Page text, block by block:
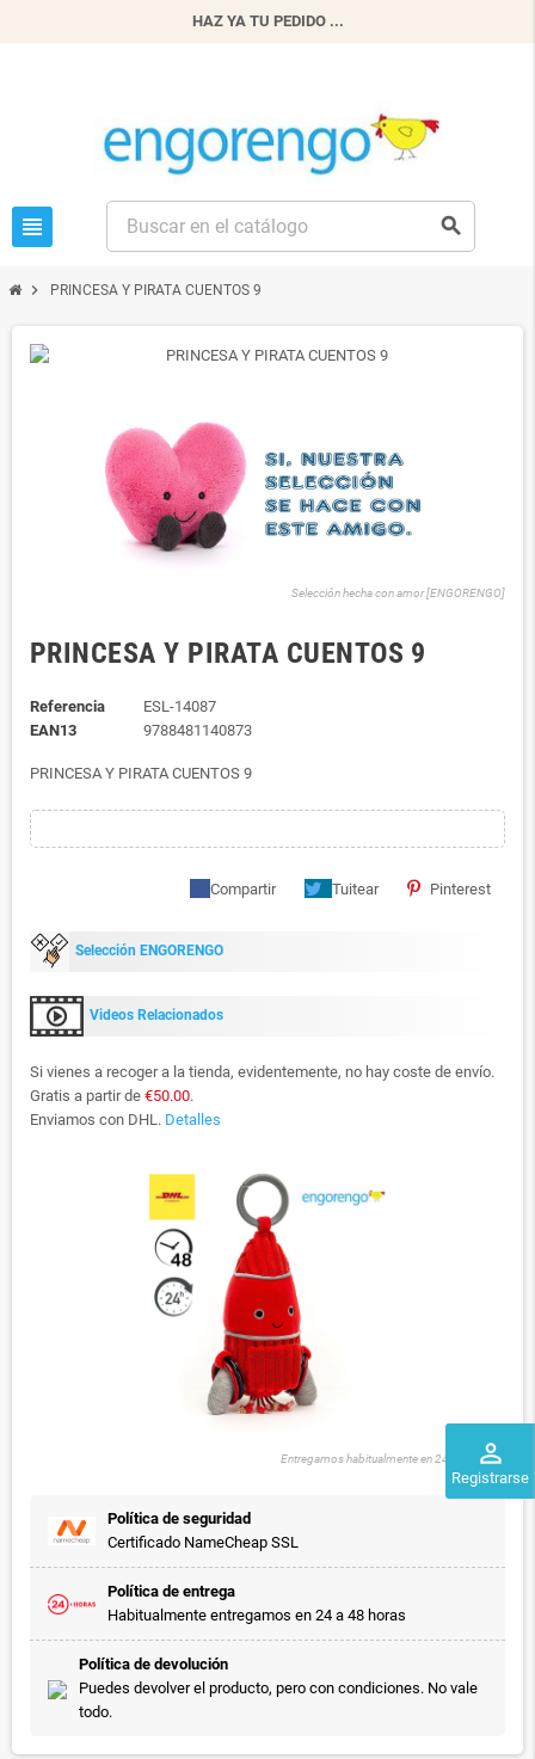
HAZ YA TU PEDIDO ...
view_headline search
perm_identity
Registrarse
chevron_right PRINCESA Y PIRATA CUENTOS 9
Selección hecha con amor [ENGORENGO]
PRINCESA Y PIRATA CUENTOS 9
Referencia
ESL-14087
EAN13
9788481140873
PRINCESA Y PIRATA CUENTOS 9
Compartir Tuitear Pinterest
Selección ENGORENGO
Videos Relacionados
Si vienes a recoger a la tienda, evidentemente, no hay coste de envío.
Gratis a partir de €50.00.
Enviamos con DHL. Detalles
Entregamos habitualmente en 24 a 48 horas
Política de seguridad
Certificado NameCheap SSL
Política de entrega
Habitualmente entregamos en 24 a 48 horas
Política de devolución
Puedes devolver el producto, pero con condiciones. No vale
todo.